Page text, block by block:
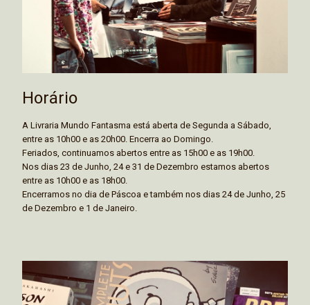
Horário
A Livraria Mundo Fantasma está aberta de Segunda a Sábado,
entre as 10h00 e as 20h00. Encerra ao Domingo.
Feriados, continuamos abertos entre as 15h00 e as 19h00.
Nos dias 23 de Junho, 24 e 31 de Dezembro estamos abertos
entre as 10h00 e as 18h00.
Encerramos no dia de Páscoa e também nos dias 24 de Junho, 25
de Dezembro e 1 de Janeiro.